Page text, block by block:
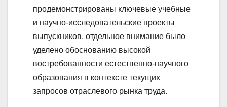
продемонстрированы ключевые учебные
и научно-исследовательские проекты
выпускников, отдельное внимание было
уделено обоснованию высокой
востребованности естественно-научного
образования в контексте текущих
запросов отраслевого рынка труда.